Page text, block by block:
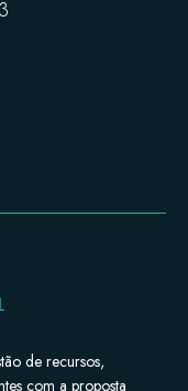
de recursos,
com a proposta